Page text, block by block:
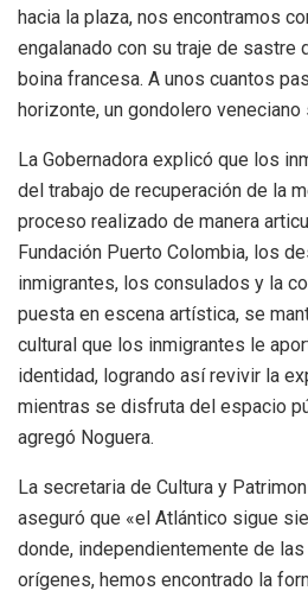
hacia la plaza, nos encontramos
engalanado con su traje de sastre
boina francesa. A unos cuantos
horizonte, un gondolero veneciano
La Gobernadora explicó que los
del trabajo de recuperación de la
proceso realizado de manera
Fundación Puerto Colombia, los
inmigrantes, los consulados y la
puesta en escena artística, se
cultural que los inmigrantes le
identidad, logrando así revivir la
mientras se disfruta del espacio
agregó Noguera.
La secretaria de Cultura y
aseguró que «el Atlántico sigue
donde, independientemente de
orígenes, hemos encontrado la